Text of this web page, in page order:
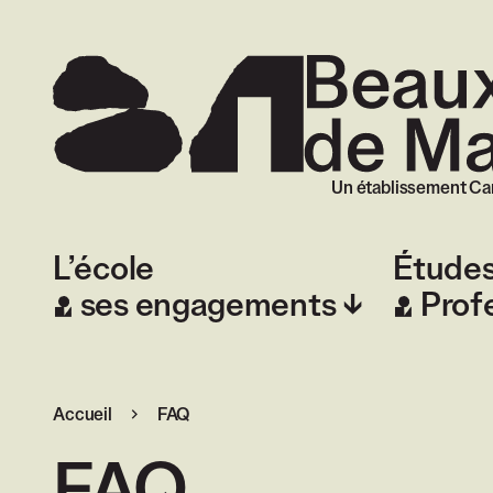
Beaux-Arts
Un établissement
L’école
ses engagements
Accueil FAQ